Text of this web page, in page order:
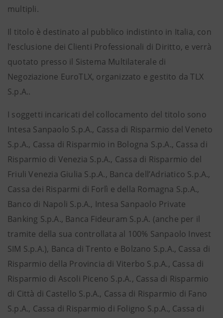
multipli.
Il titolo è destinato al pubblico indistinto in Italia, con
l’esclusione dei Clienti Professionali di Diritto, e verrà
quotato presso il Sistema Multilaterale di
Negoziazione EuroTLX, organizzato e gestito da TLX
S.p.A..
I soggetti incaricati del collocamento del titolo sono
Intesa Sanpaolo S.p.A., Cassa di Risparmio del Veneto
S.p.A., Cassa di Risparmio in Bologna S.p.A., Cassa di
Risparmio di Venezia S.p.A., Cassa di Risparmio del
Friuli Venezia Giulia S.p.A., Banca dell’Adriatico S.p.A.,
Cassa dei Risparmi di Forlì e della Romagna S.p.A.,
Banco di Napoli S.p.A., Intesa Sanpaolo Private
Banking S.p.A., Banca Fideuram S.p.A. (anche per il
tramite della sua controllata al 100% Sanpaolo Invest
SIM S.p.A.), Banca di Trento e Bolzano S.p.A., Cassa di
Risparmio della Provincia di Viterbo S.p.A., Cassa di
Risparmio di Ascoli Piceno S.p.A., Cassa di Risparmio
di Città di Castello S.p.A., Cassa di Risparmio di Fano
S.p.A., Cassa di Risparmio di Foligno S.p.A., Cassa di